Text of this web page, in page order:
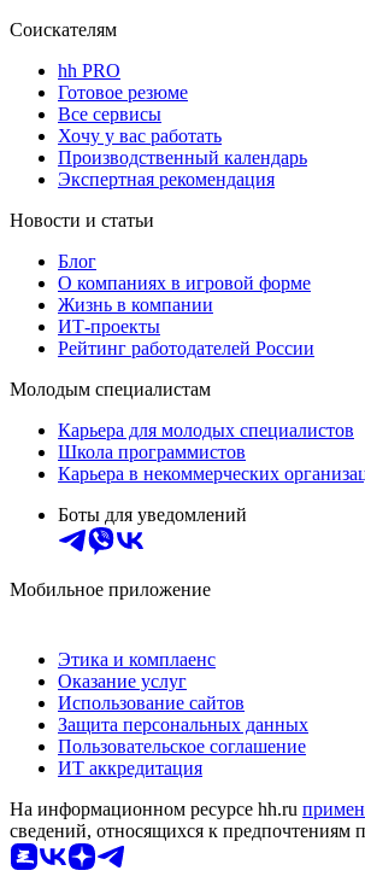
Соискателям
hh PRO
Готовое резюме
Все сервисы
Хочу у вас работать
Производственный календарь
Экспертная рекомендация
Новости и статьи
Блог
О компаниях в игровой форме
Жизнь в компании
ИТ-проекты
Рейтинг работодателей России
Молодым специалистам
Карьера для молодых специалистов
Школа программистов
Карьера в некоммерческих
Боты для уведомлений
Мобильное приложение
Этика и комплаенс
Оказание услуг
Использование сайтов
Защита персональных данных
Пользовательское соглашение
ИТ аккредитация
На информационном ресурсе hh.ru
сведений, относящихся к предпочтениям